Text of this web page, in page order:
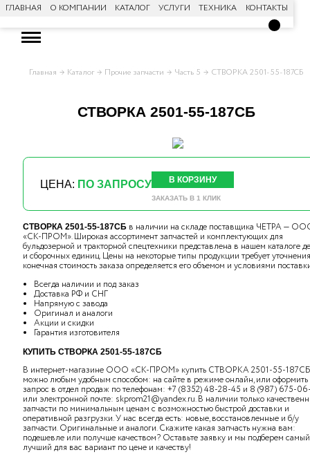
ГЛАВНАЯ О КОМПАНИИ КАТАЛОГ УСЛУГИ ТЕХНИКА КОНТАКТЫ
Главная Каталог Прочие запчасти Часть 5 СТВОРКА 2501-55-187СБ
СТВОРКА 2501-55-187СБ
ЦЕНА: ПО ЗАПРОСУ В КОРЗИНУ
ЗАКАЗАТЬ В 1 КЛИК
СТВОРКА 2501-55-187СБв наличии на складе поставщика ЧЕТРА —
«СК-ПРОМ». Широкая ассортимент запчастей и комплектующих для
бульдозерной и тракторной спецтехники представлена в нашем каталоге
и сборочных единиц. Цены на некоторые типы продукции требует
конечная стоимость заказа определяется его объемом и условиями
Всегда наличии и под заказ
Доставка РФ и СНГ
Напрямую с завода
Оригинал и аналоги
Акции и скидки
Гарантия изготовителя
КУПИТЬ СТВОРКА 2501-55-187СБ
В интернет-магазине ООО «СК-ПРОМ» купить СТВОРКА 2501-55-187СБ
можно любым удобным способом: на сайте в режиме онлайн, или оформить
запрос в отдел продаж по телефонам: +7 (8352) 48-28-45 и 8 (987) 675-
или электронной почте: skprom21@yandex.ru. В наличии только
запчасти по минимальным ценам с возможностью быстрой доставки и
оперативной разгрузки. У нас всегда есть: новые, восстановленные и б/у
запчасти. Оригинальные и аналоги. Скажите какая запчасть нужна вам:
подешевле или получше качеством? Оставьте заявку и мы подберем самый
лучший для вас вариант по цене и качеству!